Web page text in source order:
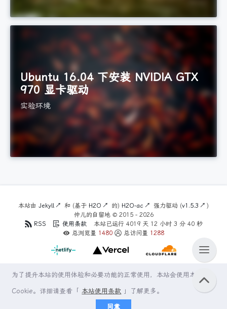
Ubuntu 16.04 下安装 NVIDIA GTX
970 显卡驱动
实验环境
本站由 Jekyll 和 (基于 H2O 的) H2O-ac 强力驱动 (v1.5.3
)
仲儿的自留地 © 2015 - 2026
RSS
使用条款 本站已运行 4019天 12 小时 3 分 41秒
总浏览量 1480 总访问量 1288
为了提升本站的使用体验和必要功能的正常使用，本站会使用本地
Cookie。详细请查看「 本站使用条款 」了解更多。
同意